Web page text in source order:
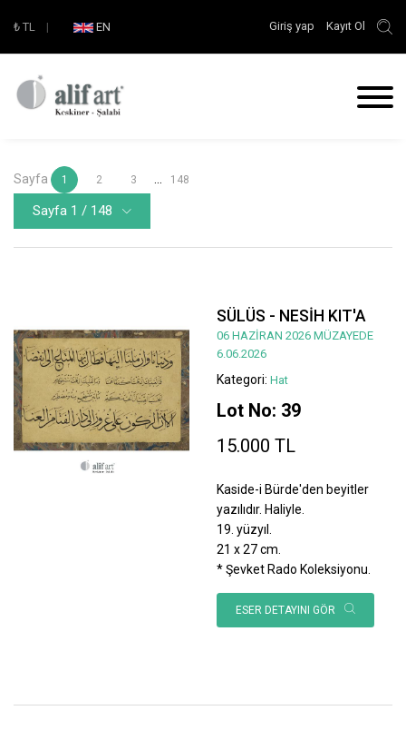
₺ TL | EN Giriş yap Kayıt Ol
Sayfa 1 2 3 148
Sayfa 1 / 148
SÜLÜS - NESİH KIT'A
06 HAZİRAN 2026 MÜZAYEDE
6.06.2026
Kategori: Hat
Lot No: 39
15.000 TL
Kaside-i Bürde'den beyitler
yazılıdır. Haliyle.
19. yüzyıl.
21 x 27 cm.
* Şevket Rado Koleksiyonu.
ESER DETAYINI GÖR